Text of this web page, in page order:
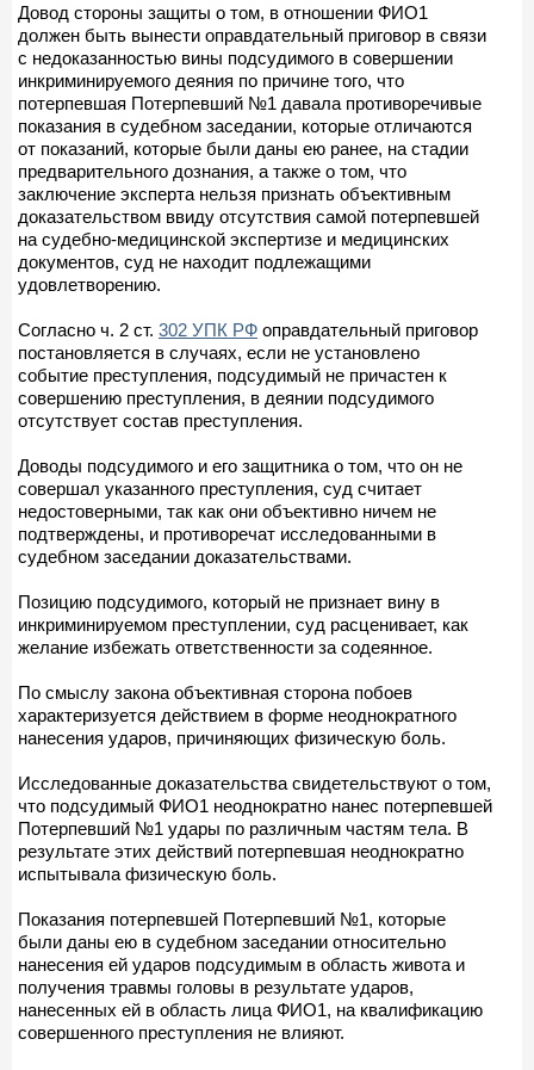
Довод стороны защиты о том, в отношении ФИО1
должен быть вынести оправдательный приговор в связи
с недоказанностью вины подсудимого в совершении
инкриминируемого деяния по причине того, что
потерпевшая Потерпевший №1 давала противоречивые
показания в судебном заседании, которые отличаются
от показаний, которые были даны ею ранее, на стадии
предварительного дознания, а также о том, что
заключение эксперта нельзя признать объективным
доказательством ввиду отсутствия самой потерпевшей
на судебно-медицинской экспертизе и медицинских
документов, суд не находит подлежащими
удовлетворению.
Согласно ч. 2 ст. 302 УПК РФ оправдательный приговор
постановляется в случаях, если не установлено
событие преступления, подсудимый не причастен к
совершению преступления, в деянии подсудимого
отсутствует состав преступления.
Доводы подсудимого и его защитника о том, что он не
совершал указанного преступления, суд считает
недостоверными, так как они объективно ничем не
подтверждены, и противоречат исследованными в
судебном заседании доказательствами.
Позицию подсудимого, который не признает вину в
инкриминируемом преступлении, суд расценивает, как
желание избежать ответственности за содеянное.
По смыслу закона объективная сторона побоев
характеризуется действием в форме неоднократного
нанесения ударов, причиняющих физическую боль.
Исследованные доказательства свидетельствуют о том,
что подсудимый ФИО1 неоднократно нанес потерпевшей
Потерпевший №1 удары по различным частям тела. В
результате этих действий потерпевшая неоднократно
испытывала физическую боль.
Показания потерпевшей Потерпевший №1, которые
были даны ею в судебном заседании относительно
нанесения ей ударов подсудимым в область живота и
получения травмы головы в результате ударов,
нанесенных ей в область лица ФИО1, на квалификацию
совершенного преступления не влияют.